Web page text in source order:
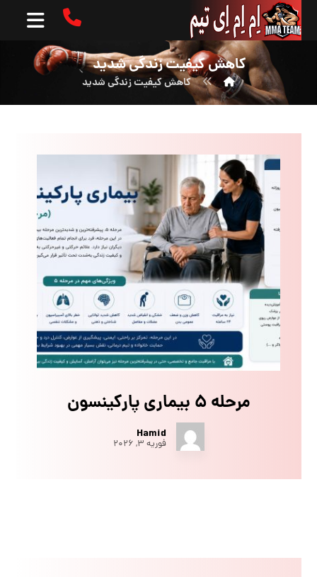
کاهش کیفیت زندگی شدید
کاهش کیفیت زندگی شدید
مرحله ۵ بیماری پارکینسون
Hamid
فوریه ۳, ۲۰۲۶